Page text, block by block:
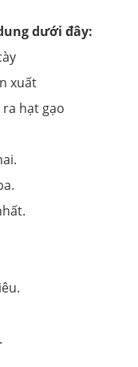
dưới đây:
xuất
hạt gạo